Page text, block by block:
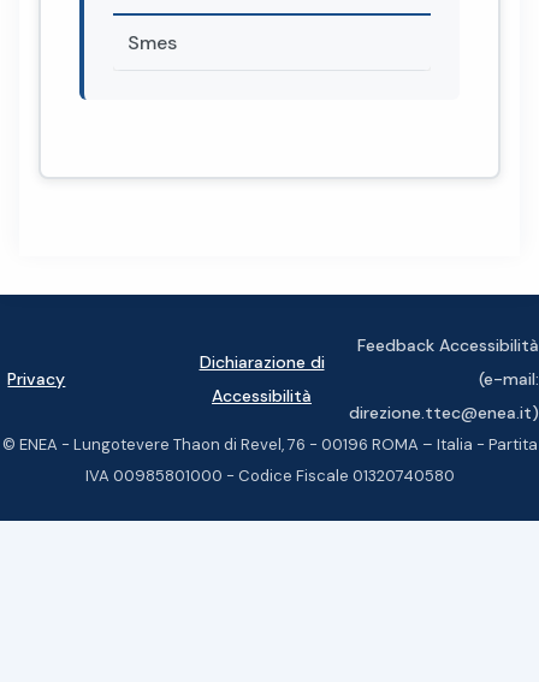
Smes
Privacy
Dichiarazione di
Accessibilità
Feedback Accessibilità
(e-mail:
direzione.ttec@enea.it)
© ENEA - Lungotevere Thaon di Revel, 76 - 00196 ROMA – Italia - Partita
IVA 00985801000 - Codice Fiscale 01320740580